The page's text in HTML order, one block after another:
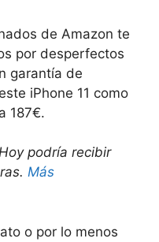
de Amazon te
por desperfectos
garantía de
iPhone 11 como
187€.
podría recibir
Más
o por lo menos